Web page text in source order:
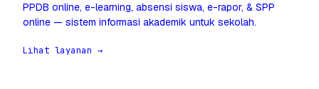
PPDB online, e-learning, absensi siswa, e-rapor, & SPP
online — sistem informasi akademik untuk sekolah.
Lihat layanan →